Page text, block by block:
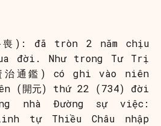
): đã tròn 2 năm chịu
đời. Như trong Tư Trị
治通鑑) có ghi vào niên
(開元) thứ 22 (734) đời
nhà Đường sự việc:
tự Thiều Châu nhập